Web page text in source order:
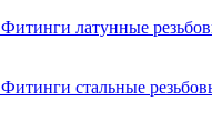
Фитинги латунные
Фитинги стальные